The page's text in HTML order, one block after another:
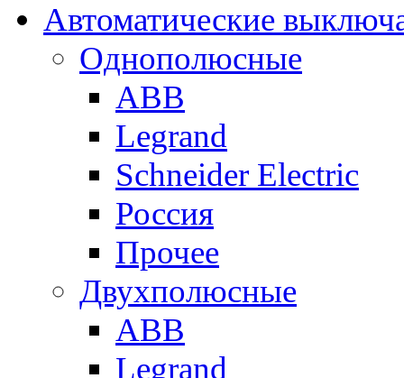
Автоматические
Однополюсные
ABB
Legrand
Schneider Electric
Россия
Прочее
Двухполюсные
ABB
Legrand